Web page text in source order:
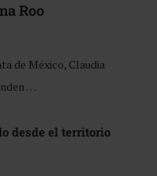
Roo
de México, Claudia
…
desde el territorio